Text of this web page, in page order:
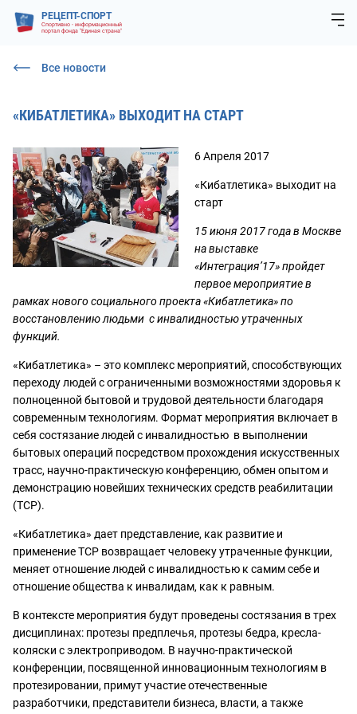
РЕЦЕПТ-СПОРТ
Спортивно - информационный
портал фонда "Единая страна"
Все новости
«КИБАТЛЕТИКА» ВЫХОДИТ НА СТАРТ
6 Апреля 2017
«Кибатлетика» выходит на
старт
15 июня 2017 года в Москве
на выставке
«Интеграция’17» пройдет
первое мероприятие в
рамках нового социального проекта «Кибатлетика» по
восстановлению людьми с инвалидностью утраченных
функций.
«Кибатлетика» – это комплекс мероприятий, способствующих
переходу людей с ограниченными возможностями здоровья к
полноценной бытовой и трудовой деятельности благодаря
современным технологиям. Формат мероприятия включает в
себя состязание людей с инвалидностью в выполнении
бытовых операций посредством прохождения искусственных
трасс, научно-практическую конференцию, обмен опытом и
демонстрацию новейших технических средств реабилитации
(ТСР).
«Кибатлетика» дает представление, как развитие и
применение ТСР возвращает человеку утраченные функции,
меняет отношение людей с инвалидностью к самим себе и
отношение общества к инвалидам, как к равным.
В контексте мероприятия будут проведены состязания в трех
дисциплинах: протезы предплечья, протезы бедра, кресла-
коляски с электроприводом. В научно-практической
конференции, посвященной инновационным технологиям в
протезировании, примут участие отечественные
разработчики, представители бизнеса, власти, а также